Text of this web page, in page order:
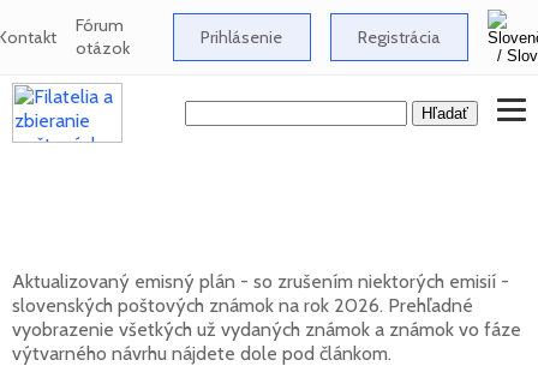
Fórum
otázok Prihlásenie Registrácia
Aktualizovaný emisný plán - so zrušením niektorých emisií -
slovenských poštových známok na rok 2026. Prehľadné
vyobrazenie všetkých už vydaných známok a známok vo fáze
výtvarného návrhu nájdete dole pod článkom.